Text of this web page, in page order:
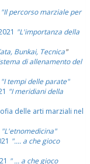
"Il percorso marziale per
"L'importanza della
Bunkai, Tecnica"
di allenamento del
"I tempi delle parate"
"I meridiani della
delle arti marziali nel
"L'etnomedicina"
".... a che gioco
" ... a che gioco